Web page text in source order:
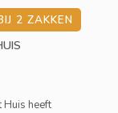
2 ZAKKEN
Huis heeft